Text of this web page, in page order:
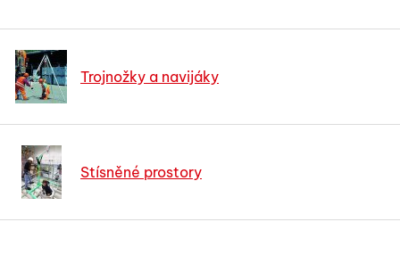
Trojnožky a navijáky
Stísněné prostory